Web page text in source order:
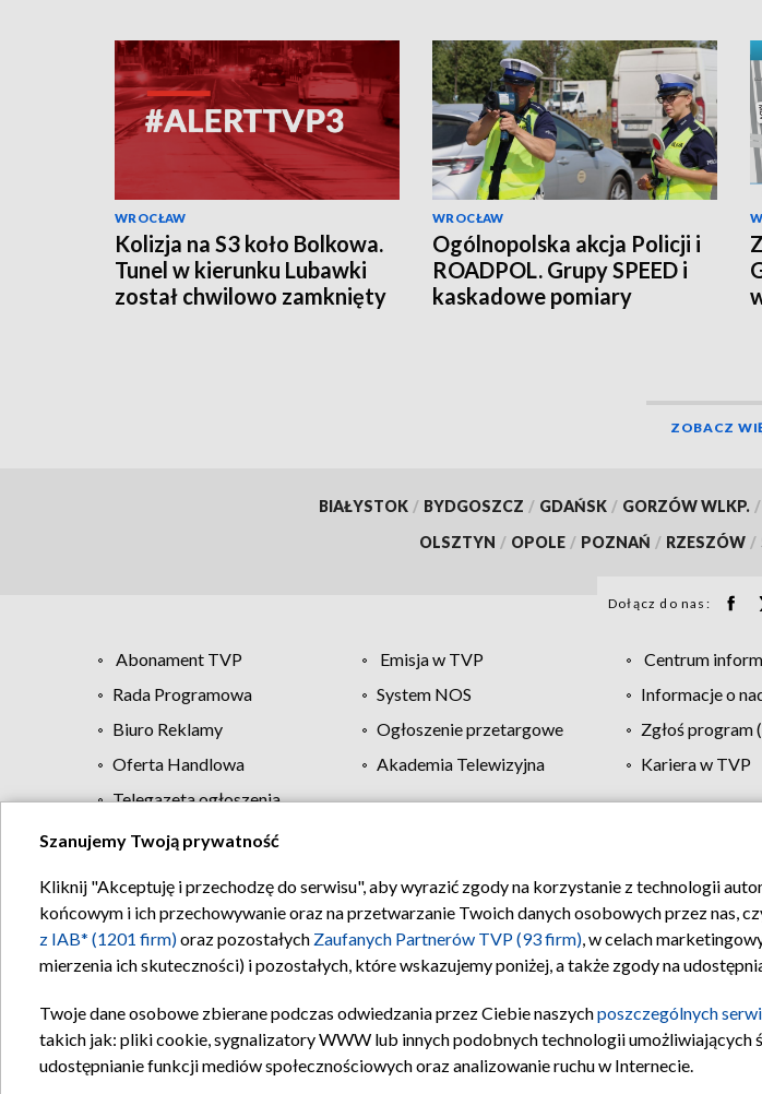
WROCŁAW
Kolizja na S3 koło Bolkowa.
Tunel w kierunku Lubawki
został chwilowo zamknięty
WROCŁAW
Ogólnopolska akcja Policji i
ROADPOL. Grupy SPEED i
kaskadowe pomiary
ZOBACZ
BIAŁYSTOK / BYDGOSZCZ / GDAŃSK / GORZÓW WLKP. /
OLSZTYN / OPOLE / POZNAŃ / RZESZÓW /
Dołącz do nas:
Abonament TVP Emisja w TVP Centrum
Rada Programowa
System NOS Informacje o
Biuro Reklamy
Ogłoszenie przetargowe Zgłoś program
Oferta Handlowa
Akademia Telewizyjna Kariera w TVP
Telegazeta ogłoszenia
Regulamin TVP Polityka prywatności Moje
Szanujemy Twoją prywatność
Kliknij "Akceptuję i przechodzę do serwisu", aby wyrazić zgody na korzystanie z technologii
końcowym i ich przechowywanie oraz na przetwarzanie Twoich danych osobowych przez nas,
z IAB* (1201 firm)oraz pozostałych Zaufanych Partnerów TVP (93 firm), w celach
mierzenia ich skuteczności) i pozostałych, które wskazujemy poniżej, a także zgody na
Twoje dane osobowe zbierane podczas odwiedzania przez Ciebie naszychposzczególnych
takich jak: pliki cookie, sygnalizatory WWW lub innych podobnych technologii umożliwiających
udostępnianie funkcji mediów społecznościowych oraz analizowanie ruchu w Internecie.